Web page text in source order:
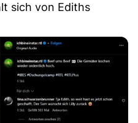
sich von Ediths